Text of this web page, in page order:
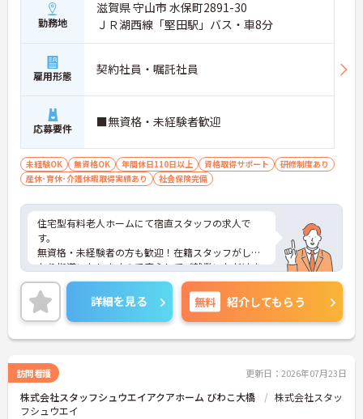
勤務地
滋賀県 守山市 水保町2891-30
ＪＲ湖西線「堅田駅」バス・車8分
雇用形態 契約社員・嘱託社員
応募要件 ■無資格・未経験者歓迎
未経験OK 無資格OK 年間休日110日以上 資格取得サポート
研修制度あり
産休･育休･介護休暇取得実績あり
社会保険完備
住宅型有料老人ホームにて宿直スタッフの求人で
す。
無資格・未経験者の方も歓迎！在籍スタッフがしっ
かり指導いたしますので安心してご就業いただけま
す！
施設の見学からも可能です◎
ご興味をお持ちの方はお気軽にお問合せ下さい。
詳細を見る 無料 紹介してもらう
訪問看護 更新日：2026年07月23日
株式会社スタッフシュウエイアクアホーム びわこ大橋
株式会社スタッ
フシュウエイ